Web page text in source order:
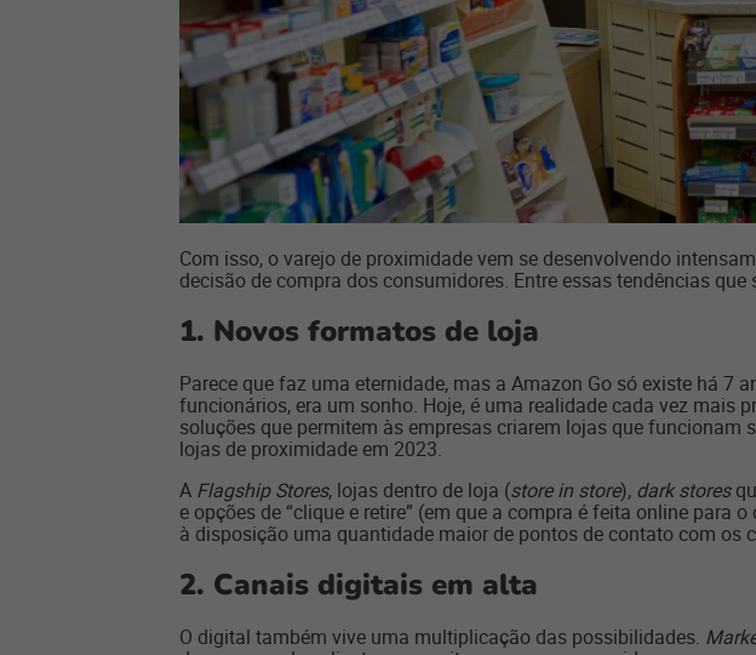
Com isso, o varejo de proximidade vem se desenvolvendo
decisão de compra dos consumidores. Entre essas tendências
1. Novos formatos de loja
Parece que faz uma eternidade, mas a Amazon Go só existe há 7
funcionários, era um sonho. Hoje, é uma realidade cada vez mais
soluções que permitem às empresas criarem lojas que
lojas de proximidade em 2023.
A Flagship Stores, lojas dentro de loja (store in store), dark stores
e opções de “clique e retire” (em que a compra é feita online
à disposição uma quantidade maior de pontos de contato com
2. Canais digitais em alta
O digital também vive uma multiplicação das possibilidades.